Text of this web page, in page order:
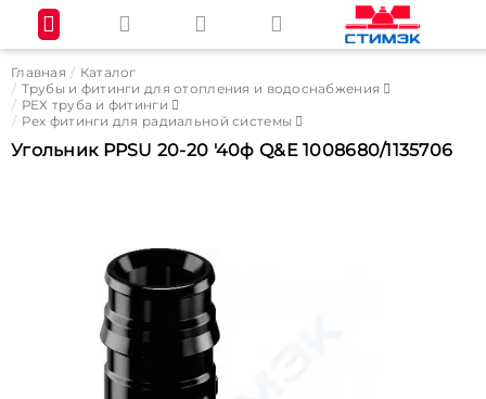
Главная
Каталог
Трубы и фитинги для отопления и водоснабжения
РЕХ труба и фитинги
Pex фитинги для радиальной системы
Угольник PPSU 20-20 '40ф Q&E 1008680/1135706